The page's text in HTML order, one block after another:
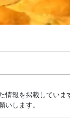
報を掲載してい
いします。